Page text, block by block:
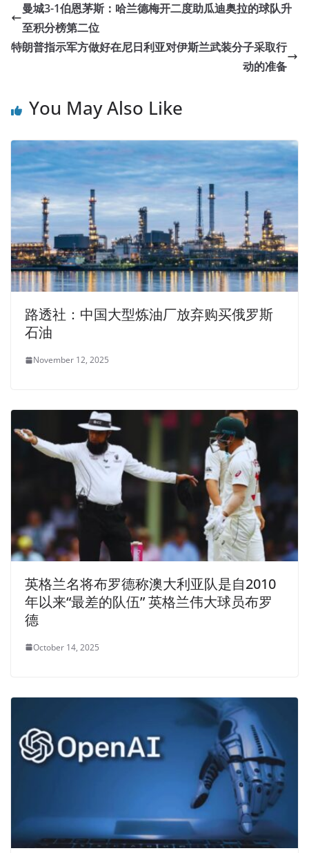
曼城3-1伯恩茅斯：哈兰德梅开二度助瓜迪奥拉的球队升
至积分榜第二位
特朗普指示军方做好在尼日利亚对伊斯兰武装分子采取行
动的准备
You May Also Like
路透社：中国大型炼油厂放弃购买俄罗斯
石油
November 12, 2025
英格兰名将布罗德称澳大利亚队是自2010
年以来“最差的队伍” 英格兰伟大球员布罗
德
October 14, 2025